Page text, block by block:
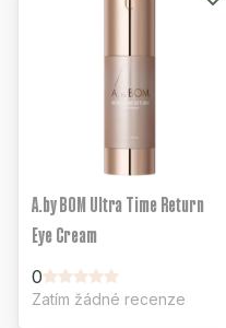
A.by BOM Ultra Time Return
Eye Cream
0
Zatím žádné recenze